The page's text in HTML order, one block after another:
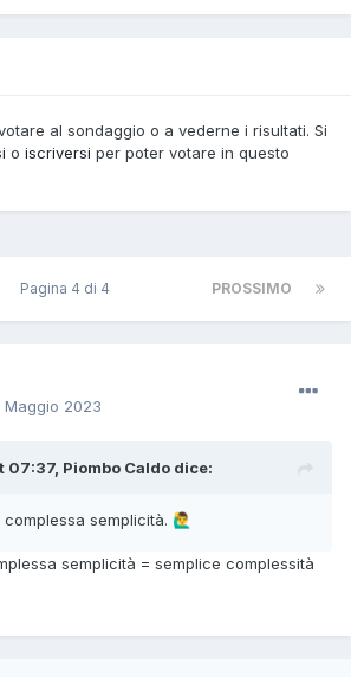
al sondaggio o a vederne i risultati. Si
o iscriversi per poter votare in questo
PROSSIMO
Pagina 4 di 4
Maggio 2023
07:37, Piombo Caldo dice:
semplicità. 🙋‍♂️
semplicità = semplice complessità